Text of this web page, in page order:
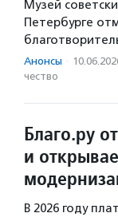
Музей
Петербурге
Анонсы ·
чест­во
Благо.ру
и
В 2026 году